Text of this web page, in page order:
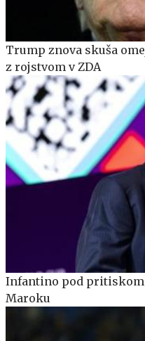
Trump znova skuša
z rojstvom v ZDA
Infantino pod
Maroku